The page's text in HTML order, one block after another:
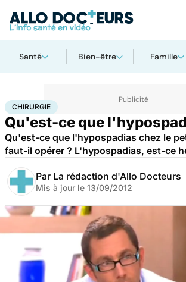
Santé Bien-être Famille
AccueilSanté Maladies
CHIRURGIE
Qu'est-ce que
Qu'est-ce que l'hypospadias chez le
faut-il opérer ? L'hypospadias, est-ce
Par La rédaction d'Allo Docteurs
Mis à jour le 13/09/2012